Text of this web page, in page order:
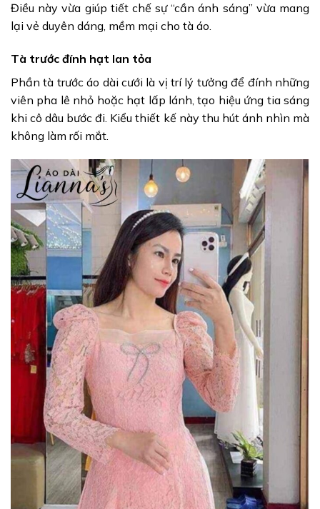
Điều này vừa giúp tiết chế sự “cần ánh sáng” vừa mang
lại vẻ duyên dáng, mềm mại cho tà áo.
Tà trước đính hạt lan tỏa
Phần tà trước áo dài cưới là vị trí lý tưởng để đính những
viên pha lê nhỏ hoặc hạt lấp lánh, tạo hiệu ứng tia sáng
khi cô dâu bước đi. Kiểu thiết kế này thu hút ánh nhìn mà
không làm rối mắt.